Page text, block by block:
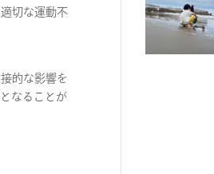
切な運動不
的な影響を
なることが